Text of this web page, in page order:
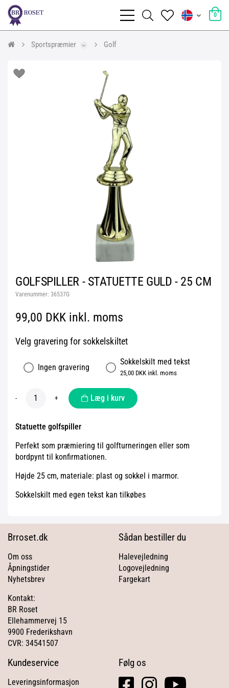
0
Sportspræmier Golf
GOLFSPILLER - STATUETTE GULD - 25 CM
Varenummer: 36537G
99,00 DKK inkl. moms
Velg gravering for sokkelskiltet
Ingen gravering
Sokkelskilt med tekst
25,00 DKK inkl. moms
- + Læg i kurv
Statuette golfspiller
Perfekt som præmiering til golfturneringen eller som
bordpynt til konfirmationen.
Højde 25 cm, materiale: plast og sokkel i marmor.
Sokkelskilt med egen tekst kan tilkøbes
Brroset.dk
Om oss
Åpningstider
Nyhetsbrev
Kontakt:
BR Roset
Ellehammervej 15
9900 Frederikshavn
CVR: 34541507
Sådan bestiller du
Halevejledning
Logovejledning
Fargekart
Kundeservice
Leveringsinformasjon
Følg os
facebookinstagramyoutube